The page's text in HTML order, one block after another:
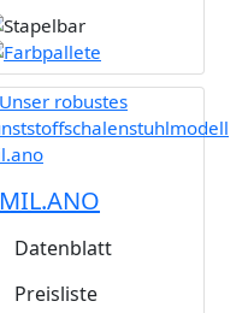
MIL.ANO
Datenblatt
Preisliste